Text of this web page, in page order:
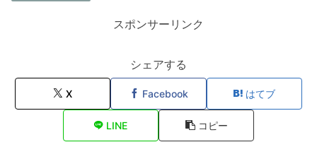
スポンサーリンク
シェアする
X Facebook はてブ
LINE コピー